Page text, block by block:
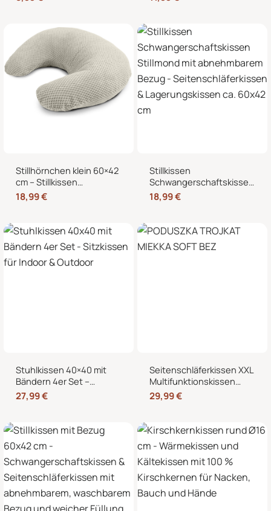
Mikrowelle, Nacken,
Stillmond & Stillhörnchen
Stillhörnchen klein 60×42
cm – Stillkissen
Mondkissen mit
abnehmbarem Bezug für
Stillzeit
18,99€
Stillkissen
Schwangerschaftskissen
Stillmond mit
abnehmbarem Bezug –
Lagerungskissen ca.
18,99€
Stuhlkissen 40×40 mit
Bändern 4er Set –
Sitzkissen für Indoor &
Outdoor
27,99€
Seitenschläferkissen XXL
Multifunktionskissen
Stillkissen – Lesekissen
für Bett und Sofa, weich
29,99€